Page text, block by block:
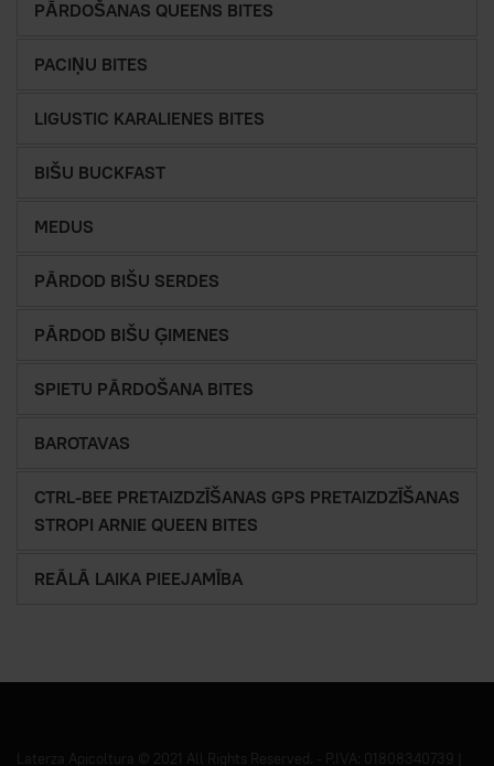
PĀRDOŠANAS QUEENS BITES
PACIŅU BITES
LIGUSTIC KARALIENES BITES
BIŠU BUCKFAST
MEDUS
PĀRDOD BIŠU SERDES
PĀRDOD BIŠU ĢIMENES
SPIETU PĀRDOŠANA BITES
BAROTAVAS
CTRL-BEE PRETAIZDZĪŠANAS GPS PRETAIZDZĪŠANAS
STROPI ARNIE QUEEN BITES
REĀLĀ LAIKA PIEEJAMĪBA
Laterza Apicoltura © 2021 All Rights Reserved. - P.IVA: 01808340739 |